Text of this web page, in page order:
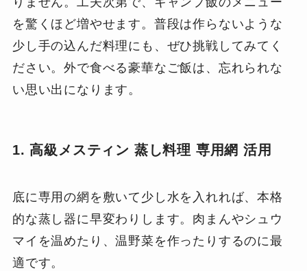
を驚くほど増やせます。普段は作らないような
少し手の込んだ料理にも、ぜひ挑戦してみてく
ださい。外で食べる豪華なご飯は、忘れられな
い思い出になります。
1. 高級メスティン 蒸し料理 専用網 活用
底に専用の網を敷いて少し水を入れれば、本格
的な蒸し器に早変わりします。肉まんやシュウ
マイを温めたり、温野菜を作ったりするのに最
適です。